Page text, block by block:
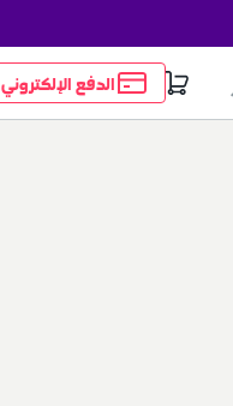
الدفع الإلكتروني